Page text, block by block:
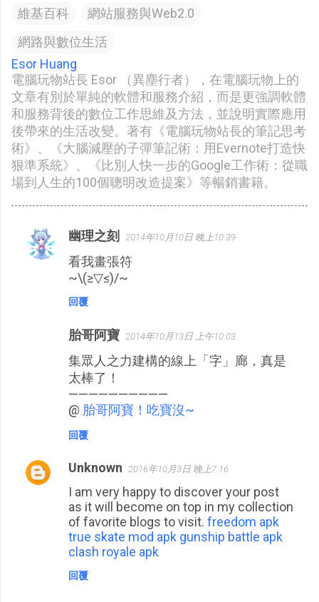
維基百科
網站服務與Web2.0
網路與數位生活
Esor Huang
電腦玩物站長 Esor （異塵行者），在電腦玩物上的
文章有別於單純的軟體和服務介紹，而是更強調軟體
和服務背後的數位工作思維及方法，並說明實際應用
後帶來的生活改變。著有《電腦玩物站長的筆記思考
術》、《大腦減壓的子彈筆記術：用Evernote打造快
狠準系統》、《比別人快一步的Google工作術：從職
場到人生的100個聰明改造提案》等暢銷書籍。
留
言
幽理之刻 2014年10月10日 晚上10:39
看我畫張符
~\(≥▽≤)/~
回覆
胎哥阿寶 2014年10月13日 上午10:03
集眾人之力建構的線上「字」廊，真是
太棒了！
——————————
@ 胎哥阿寶！吃寶沒~
回覆
Unknown 2016年10月3日 晚上7:16
I am very happy to discover your post
as it will become on top in my collection
of favorite blogs to visit. freedom apk
true skate mod apk gunship battle apk
clash royale apk
回覆